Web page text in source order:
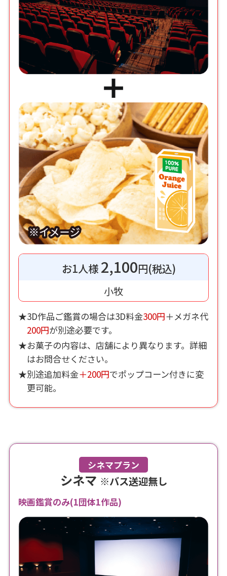
お1人様 2,100円(税込)
小牧
★3D作品ご鑑賞の場合は3D料金300円＋メガネ代
200円が別途必要です。
★お菓子の内容は、店舗により異なります。詳細
はお問合せください。
★別途追加料金＋200円でポップコーン付きに変
更可能。
シネマプラン
シネマ ※バス送迎無し
映画鑑賞のみ(1団体1作品)